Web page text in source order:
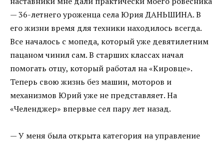
— 36-летнего уроженца села Юрия ДАНЬШИНА. В
его жизни время для техники находилось всегда.
Все началось с мопеда, который уже девятилетним
пацаном чинил сам. В старших классах начал
помогать отцу, который работал на «Кировце».
Теперь свою жизнь без машин, моторов и
механизмов Юрий уже не представляет. На
«Челенджер» впервые сел пару лет назад.
— У меня была открыта категория на управление